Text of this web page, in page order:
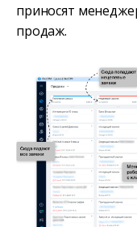
приносят
продаж.